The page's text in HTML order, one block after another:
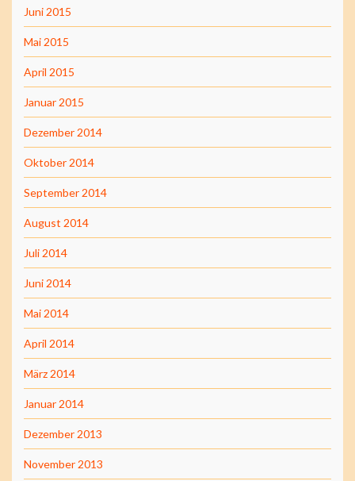
Juni 2015
Mai 2015
April 2015
Januar 2015
Dezember 2014
Oktober 2014
September 2014
August 2014
Juli 2014
Juni 2014
Mai 2014
April 2014
März 2014
Januar 2014
Dezember 2013
November 2013